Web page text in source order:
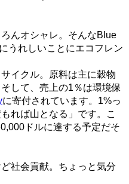
んオシャレ。そんなBlue
うれしいことにエコフレン
イクル。原料は主に穀物
して、売上の1％は環境保
に寄付されています。1%っ
れば山となる」です。こ
ドルに達する予定だそ
社会貢献。ちょっと気分